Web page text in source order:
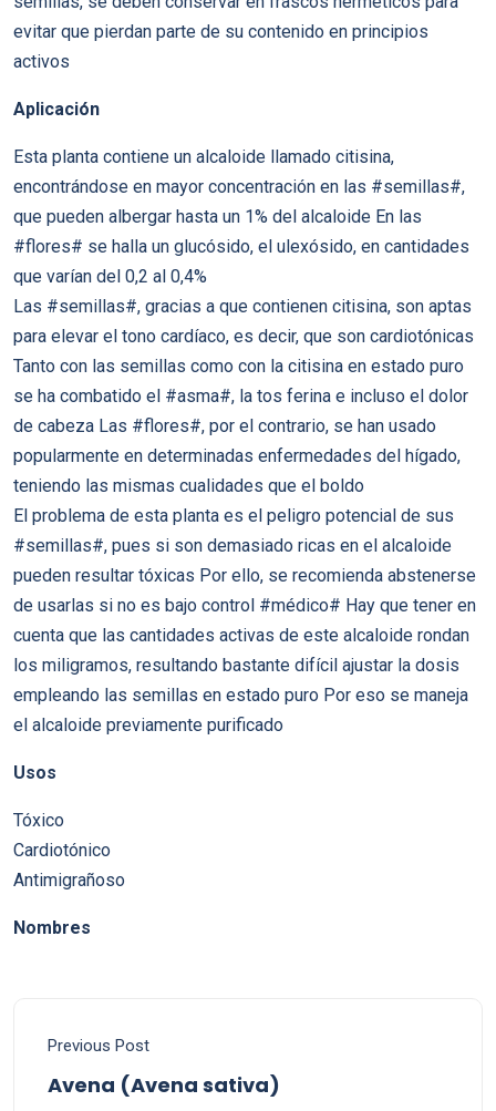
evitar que pierdan parte de su contenido en principios
activos
Aplicación
Esta planta contiene un alcaloide llamado citisina,
encontrándose en mayor concentración en las #semillas#,
que pueden albergar hasta un 1% del alcaloide En las
#flores# se halla un glucósido, el ulexósido, en cantidades
que varían del 0,2 al 0,4%
Las #semillas#, gracias a que contienen citisina, son aptas
para elevar el tono cardíaco, es decir, que son cardiotónicas
Tanto con las semillas como con la citisina en estado puro
se ha combatido el #asma#, la tos ferina e incluso el dolor
de cabeza Las #flores#, por el contrario, se han usado
popularmente en determinadas enfermedades del hígado,
teniendo las mismas cualidades que el boldo
El problema de esta planta es el peligro potencial de sus
#semillas#, pues si son demasiado ricas en el alcaloide
pueden resultar tóxicas Por ello, se recomienda abstenerse
de usarlas si no es bajo control #médico# Hay que tener en
cuenta que las cantidades activas de este alcaloide rondan
los miligramos, resultando bastante difícil ajustar la dosis
empleando las semillas en estado puro Por eso se maneja
el alcaloide previamente purificado
Usos
Tóxico
Cardiotónico
Antimigrañoso
Nombres
Previous Post
Avena (Avena sativa)